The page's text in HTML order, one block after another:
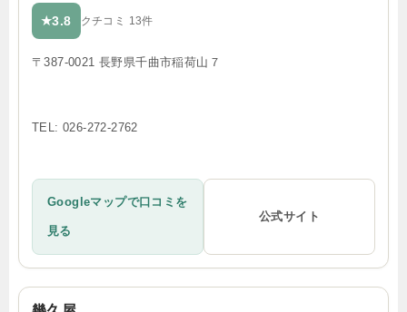
★3.8 クチコミ 13件
〒387-0021 長野県千曲市稲荷山７
TEL: 026-272-2762
Googleマップで口コミを
見る
公式サイト